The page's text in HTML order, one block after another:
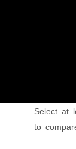
Select at
to